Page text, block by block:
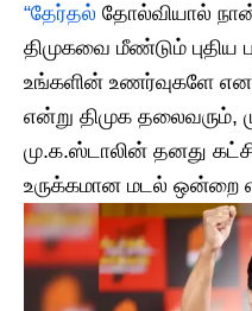
“தேர்தல் தோல்வியால்
திமுகவை மீண்டும் புதிய
உங்களின் உணர்வுகளே
என்று திமுக
மு.க.ஸ்டாலின் தனது
உருக்கமான மடல் ஒன்றை